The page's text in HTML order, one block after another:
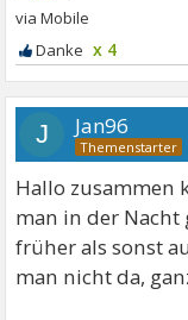
x 4
J Jan96
Hallo zusammen
man in der
früher als sonst
man nicht da,